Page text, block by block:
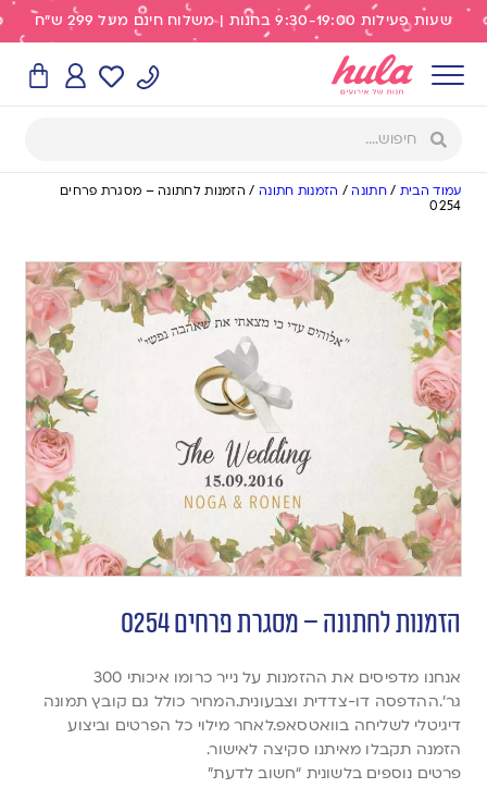
שעות פעילות 9:30-19:00 בחנות | משלוח חינם מעל 299 ש"ח
עמוד הבית /חתונה/ הזמנות חתונה / הזמנות לחתונה – מסגרת פרחים
0254
הזמנות לחתונה – מסגרת פרחים 0254
אנחנו מדפיסים את ההזמנות על נייר כרומו איכותי 300
גר’.ההדפסה דו-צדדית וצבעונית.המחיר כולל גם קובץ תמונה
דיגיטלי לשליחה בוואטסאפ.לאחר מילוי כל הפרטים וביצוע
הזמנה תקבלו מאיתנו סקיצה לאישור.
פרטים נוספים בלשונית “חשוב לדעת”